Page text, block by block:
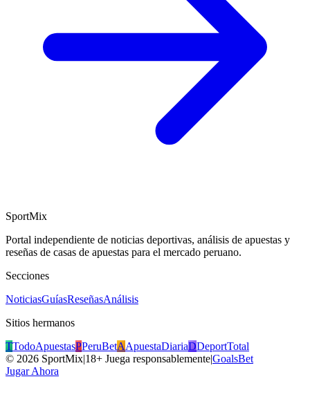
SportMix
Portal independiente de noticias deportivas, análisis de apuestas y
reseñas de casas de apuestas para el mercado peruano.
Secciones
NoticiasGuíasReseñasAnálisis
Sitios hermanos
TTodoApuestasPPeruBetAApuestaDiariaDDeportTotal
© 2026 SportMix|18+ Juega responsablemente|GoalsBet
Jugar Ahora